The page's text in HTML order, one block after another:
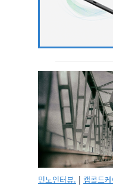
민노인터뷰. | 캡콜드